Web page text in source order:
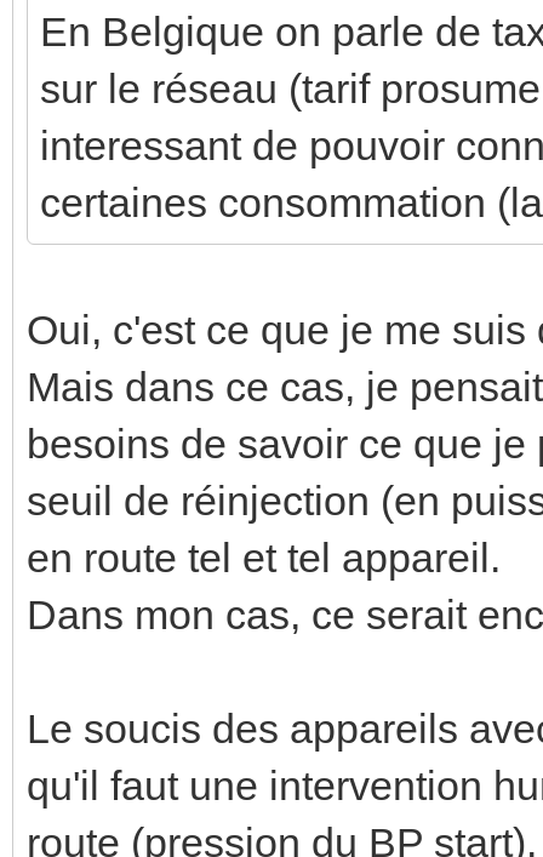
En Belgique on parle de
sur le réseau (tarif
interessant de pouvoir
certaines consommation
Oui, c'est ce que je me suis
Mais dans ce cas, je
besoins de savoir ce que
seuil de réinjection (en
en route tel et tel appareil.
Dans mon cas, ce serait
Le soucis des appareils
qu'il faut une intervention
route (pression du BP